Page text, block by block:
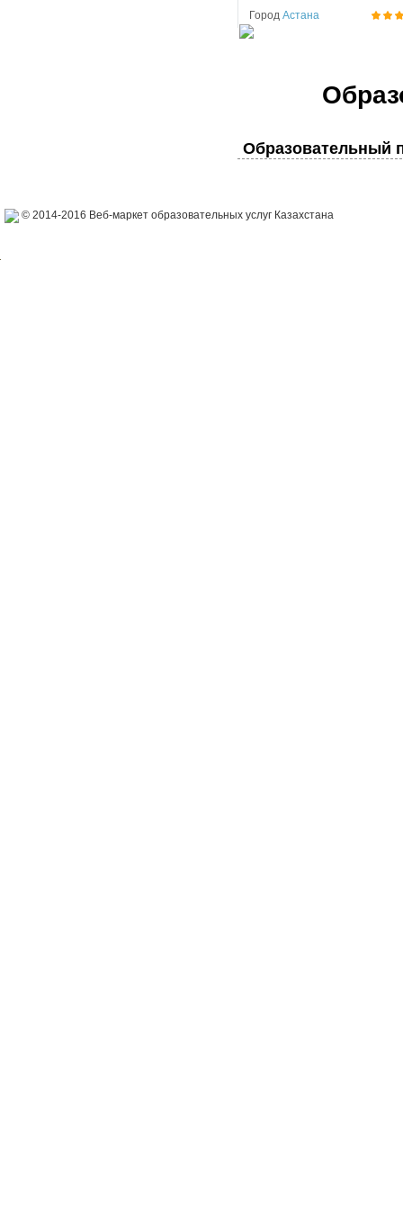
Город Астана
Образовательный
© 2014-2016 Веб-маркет образовательных услуг Казахстана